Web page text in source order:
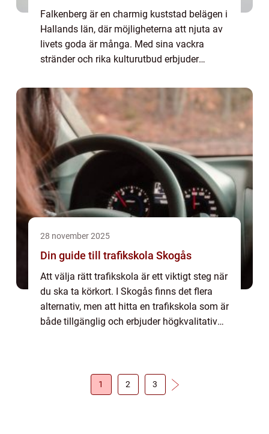
Falkenberg är en charmig kuststad belägen i
Hallands län, där möjligheterna att njuta av
livets goda är många. Med sina vackra
stränder och rika kulturutbud erbjuder
28 november 2025
Din guide till trafikskola Skogås
Att välja rätt trafikskola är ett viktigt steg när
du ska ta körkort. I Skogås finns det flera
alternativ, men att hitta en trafikskola som är
både tillgänglig och erbjuder högkvalitativ
1 2 3